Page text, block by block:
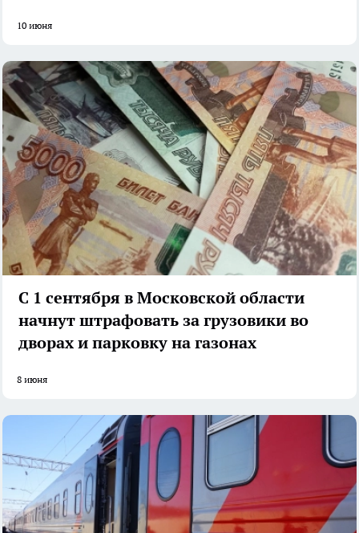
10 июня
С 1 сентября в Московской области
начнут штрафовать за грузовики во
дворах и парковку на газонах
8 июня